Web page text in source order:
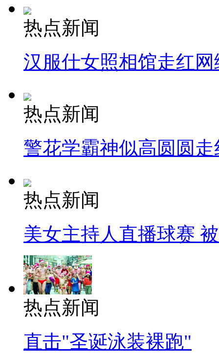
热点新闻
汉服仕女照相馆走红网
热点新闻
警花学霸神似高圆圆走
热点新闻
美女主持人直播球赛
热点新闻
直击"圣诞泳装裸跑"